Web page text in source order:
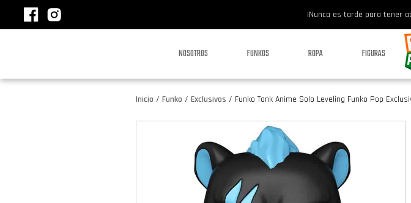
¡Nunca es tarde para tener
NOSOTROS FUNKOS ROPA FIGURAS
Inicio / Funko / Exclusivos / Funko Tank Anime Solo Leveling Funko Pop